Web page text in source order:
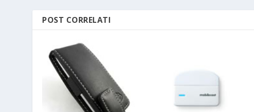
POST CORRELATI